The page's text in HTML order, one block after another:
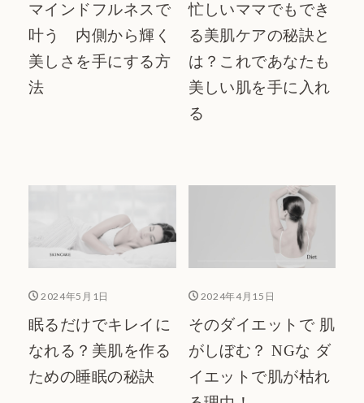
マインドフルネスで
叶う 内側から輝く
美しさを手にする方
法
忙しいママでもでき
る美肌ケアの秘訣と
は？これであなたも
美しい肌を手に入れ
る
2024年5月1日
眠るだけでキレイに
なれる？美肌を作る
ための睡眠の秘訣
2024年4月15日
そのダイエットで 肌
がしぼむ？ NGな ダ
イエットで肌が枯れ